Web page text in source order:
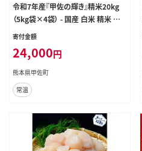
令和7年産『甲佐の輝き』精米20kg
（5kg袋×4袋） - 国産 白米 精米 お
米 ブレンド米 複数原料米 訳あり 厳
森のくまさん おすすめ 熊本県 甲佐
町【価格改定ZR】
寄付金額
24,000円
熊本県甲佐町
常温